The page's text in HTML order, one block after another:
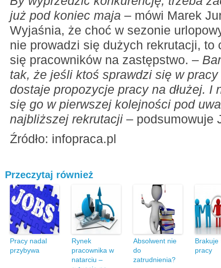
już pod koniec maja – mówi Marek
Wyjaśnia, że choć w sezonie
nie prowadzi się dużych rekrutacji, to
się pracowników na zastępstwo. –
tak, że jeśli ktoś sprawdzi się w
dostaje propozycje pracy na dłużej. I
się go w pierwszej kolejności pod
najbliższej rekrutacji – podsumowuje
Źródło: infopraca.pl
Przeczytaj również
Pracy nadal
przybywa
Rynek
pracownika w
natarciu –
Absolwent nie
do
zatrudnienia?
Brakuje
pracy